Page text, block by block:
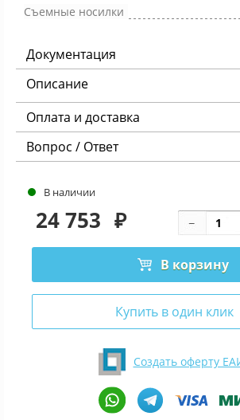
Съемные носилки
Документация
Описание
Оплата и доставка
Вопрос / Ответ
В наличии
24 753 ₽
В корзину
Купить в один клик
Создать оферту